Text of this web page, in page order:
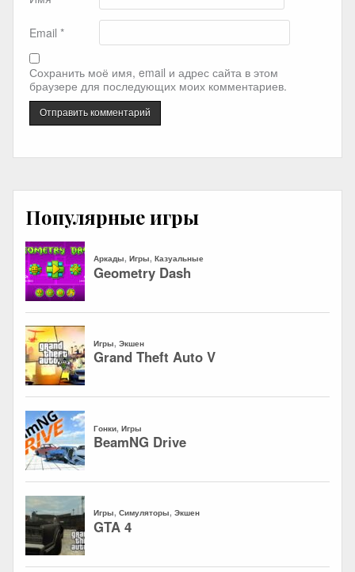
Email *
Сохранить моё имя, email и адрес сайта в этом
браузере для последующих моих комментариев.
Популярные игры